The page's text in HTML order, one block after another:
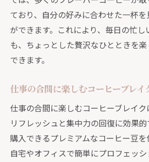
ており、自分の好みに合わせた一杯を
ができます。これにより、毎日の忙し
も、ちょっとした贅沢なひとときを
できます。
仕事の合間に楽しむコーヒーブレイ
仕事の合間に楽しむコーヒーブレイ
リフレッシュと集中力の回復に効果
購入できるプレミアムなコーヒー豆を
自宅やオフィスで簡単にプロフェッ